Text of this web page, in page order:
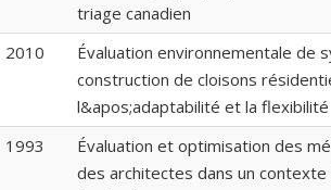
triage canadien
2010
Évaluation environnementale de
construction de cloisons
l&apos;adaptabilité et la flexibilité
1993
Évaluation et optimisation des
des architectes dans un contexte